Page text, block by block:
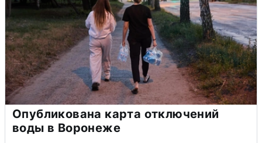
Опубликована карта отключений
воды в Воронеже